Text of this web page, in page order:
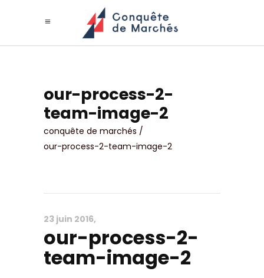
our-process-2-
team-image-2
conquête de marchés /
our-process-2-team-image-2
23 juin 2016
our-process-2-
team-image-2